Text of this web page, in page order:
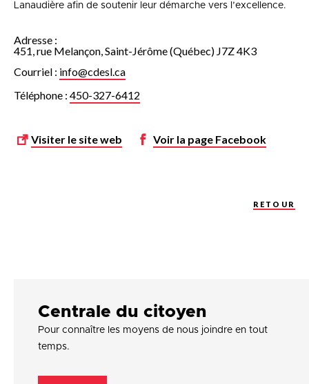
Lanaudière afin de soutenir leur démarche vers l’excellence.
Adresse :
451, rue Melançon, Saint-Jérôme (Québec) J7Z 4K3
Courriel : info@cdesl.ca
Téléphone : 450-327-6412
Visiter le site web Voir la page Facebook
RETOUR
Centrale du citoyen
Pour connaître les moyens de nous joindre en tout
temps.